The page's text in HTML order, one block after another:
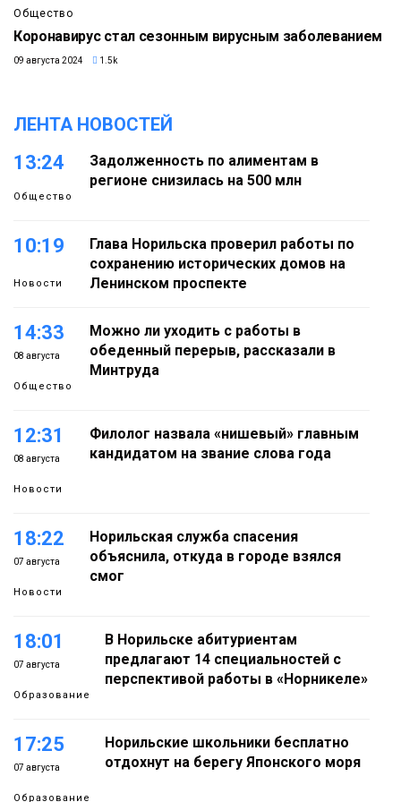
Общество
Коронавирус стал сезонным вирусным заболеванием
09 августа 2024 1.5k
ЛЕНТА НОВОСТЕЙ
13:24
Общество
Задолженность по алиментам в
регионе снизилась на 500 млн
10:19
Новости
Глава Норильска проверил работы по
сохранению исторических домов на
Ленинском проспекте
14:33
08 августа
Общество
Можно ли уходить с работы в
обеденный перерыв, рассказали в
Минтруда
12:31
08 августа
Новости
Филолог назвала «нишевый» главным
кандидатом на звание слова года
18:22
07 августа
Новости
Норильская служба спасения
объяснила, откуда в городе взялся
смог
18:01
07 августа
Образование
В Норильске абитуриентам
предлагают 14 специальностей с
перспективой работы в «Норникеле»
17:25
07 августа
Образование
Норильские школьники бесплатно
отдохнут на берегу Японского моря